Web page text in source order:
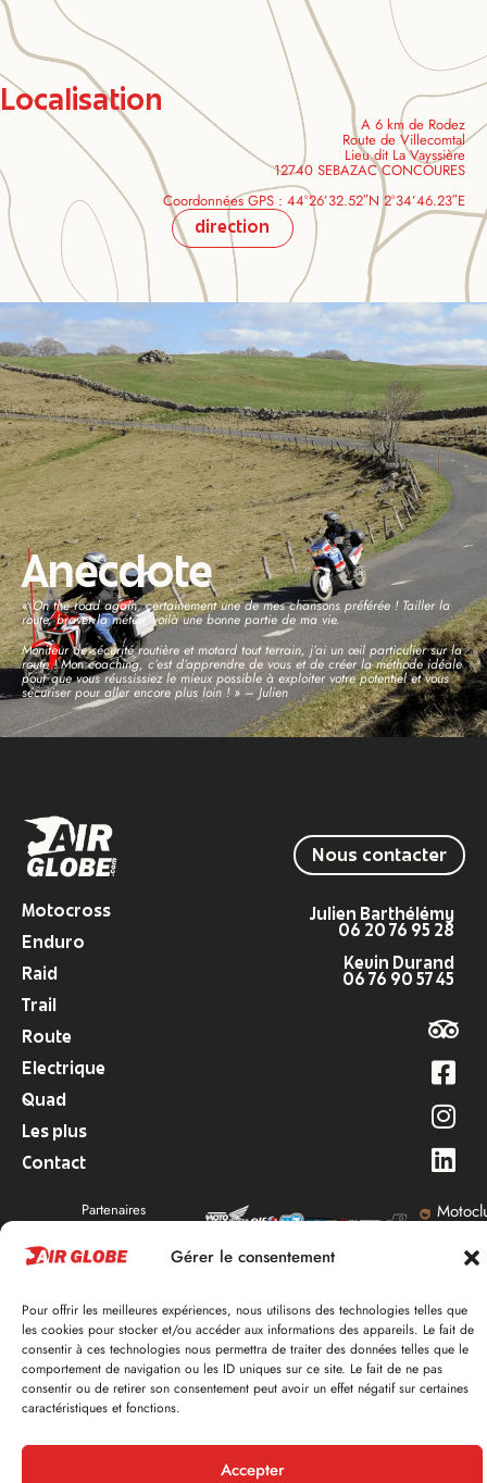
Gérer le consentement
Pour offrir les meilleures expériences, nous utilisons des technologies telles que
les cookies pour stocker et/ou accéder aux informations des appareils. Le fait de
consentir à ces technologies nous permettra de traiter des données telles que le
comportement de navigation ou les ID uniques sur ce site. Le fait de ne pas
consentir ou de retirer son consentement peut avoir un effet négatif sur certaines
caractéristiques et fonctions.
Accepter
Localisation
A 6 km de Rodez
Route de Villecomtal
Lieu dit La Vayssière
12740 SEBAZAC CONCOURES
Coordonnées GPS : 44°26’32.52″N 2°34’46.23″E
direction
Anecdote
« On the road again, certainement une de mes chansons préférée ! Tailler la
route, braver la météo, voilà une bonne partie de ma vie.
Moniteur de sécurité routière et motard tout terrain, j’ai un œil particulier sur la
route ! Mon coaching, c’est d’apprendre de vous et de créer la méthode idéale
pour que vous réussissiez le mieux possible à exploiter votre potentiel et vous
sécuriser pour aller encore plus loin ! » – Julien
Nous contacter
Julien Barthélémy
06 20 76 95 28
Kevin Durand
06 76 90 57 45
Motocross
Enduro
Raid
Trail
Route
Electrique
Quad
Les plus
Contact
Partenaires
studio| Tous droits réservés